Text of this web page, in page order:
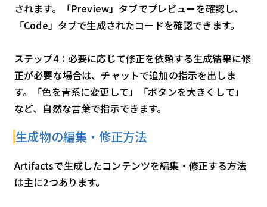
されます。「Preview」タブでプレビューを確認し、
「Code」タブで生成されたコードを確認できます。
ステップ4：必要に応じて修正を依頼する生成結果に修
正が必要な場合は、チャットで追加の指示を出しま
す。「色を青系に変更して」「ボタンを大きくして」
など、自然な言葉で指示できます。
生成物の編集・修正方法
Artifactsで生成したコンテンツを編集・修正する方法
は主に2つあります。